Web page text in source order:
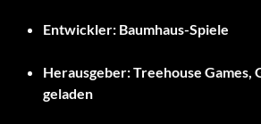
Entwickler: Baumhaus-Spiele
Herausgeber:Treehouse Games,
geladen